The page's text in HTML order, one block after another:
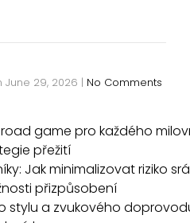
June 29, 2026 | No Comments
game pro každého
přežití
Jak minimalizovat riziko
přizpůsobení
stylu a zvukového